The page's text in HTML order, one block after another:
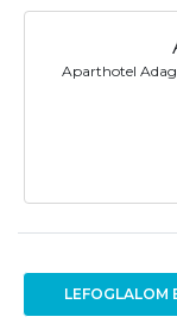
Aparthotel
LEFOGLALOM